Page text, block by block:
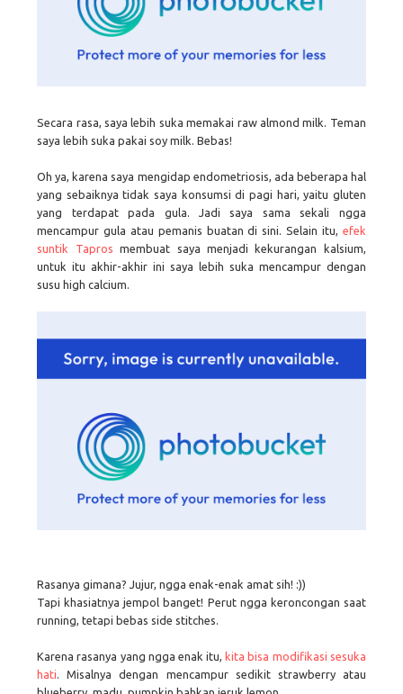
Secara rasa, saya lebih suka memakai raw almond milk. Teman
saya lebih suka pakai soy milk. Bebas!
Oh ya, karena saya mengidap endometriosis, ada beberapa hal
yang sebaiknya tidak saya konsumsi di pagi hari, yaitu gluten
yang terdapat pada gula. Jadi saya sama sekali ngga
mencampur gula atau pemanis buatan di sini. Selain itu, efek
suntik Tapros membuat saya menjadi kekurangan kalsium,
untuk itu akhir-akhir ini saya lebih suka mencampur dengan
susu high calcium.
Rasanya gimana? Jujur, ngga enak-enak amat sih! :))
Tapi khasiatnya jempol banget! Perut ngga keroncongan saat
running, tetapi bebas side stitches.
Karena rasanya yang ngga enak itu, kita bisa modifikasi sesuka
hati. Misalnya dengan mencampur sedikit strawberry atau